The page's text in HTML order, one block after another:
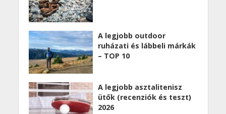
A legjobb outdoor
ruházati és lábbeli márkák
– TOP 10
A legjobb asztalitenisz
ütők (recenziók és teszt)
2026